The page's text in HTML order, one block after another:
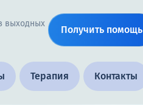
выходных
Получить помощь
Терапия Контакты